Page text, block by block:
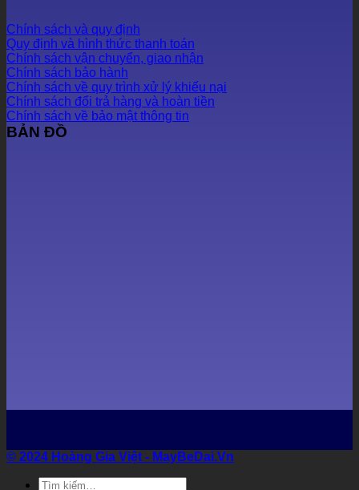
Chính sách và quy định
Quy định và hình thức thanh toán
Chính sách vận chuyển, giao nhận
Chính sách bảo hành
Chính sách về quy trình xử lý khiếu nại
Chính sách đổi trả hàng và hoàn tiền
Chính sách về bảo mật thông tin
BẢN ĐỒ
© 2024 Hoàng Gia Việt - MayBeDai.Vn
Tìm